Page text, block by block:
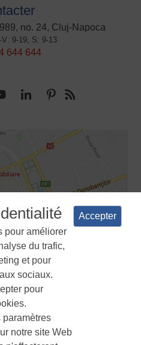
no. 24, Cluj-Napoca
V: 9-19, S: 9-13
644 644
de confidentialité
de cookies
pour améliorer
du trafic,
et pour
sociaux.
pour
paramètres
notre site Web
Accepter